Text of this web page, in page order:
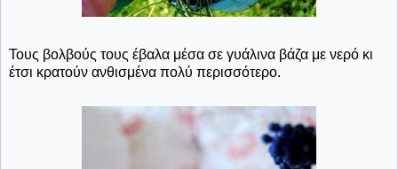
Τους βολβούς τους έβαλα μέσα σε γυάλινα βάζα με νερό κι
έτσι κρατούν ανθισμένα πολύ περισσότερο.